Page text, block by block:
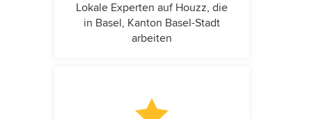
Lokale Experten auf Houzz, die
in Basel, Kanton Basel-Stadt
arbeiten